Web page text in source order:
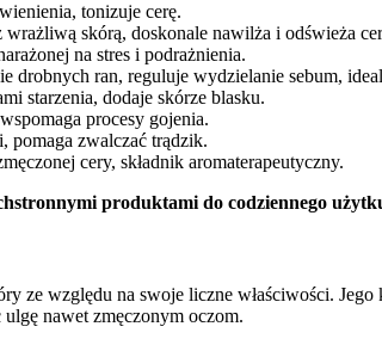
tonizuje cerę.
skórą, doskonale nawilża i odświeża
na stres i podrażnienia.
drobnych ran, reguluje wydzielanie sebum,
starzenia, dodaje skórze blasku.
procesy gojenia.
pomaga zwalczać trądzik.
cery, składnik aromaterapeutyczny.
produktami do codziennego
względu na swoje liczne właściwości. Jego
nawet zmęczonym oczom.